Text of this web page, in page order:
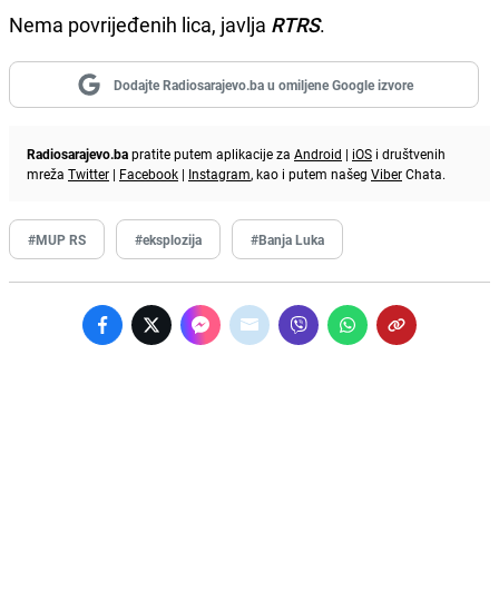
Nema povrijeđenih lica, javlja RTRS.
Dodajte Radiosarajevo.ba u omiljene Google izvore
Radiosarajevo.bapratite putem aplikacije za Android | iOS i društvenih
mreža Twitter | Facebook | Instagram, kao i putem našeg ViberChata.
#MUP RS #eksplozija #Banja Luka